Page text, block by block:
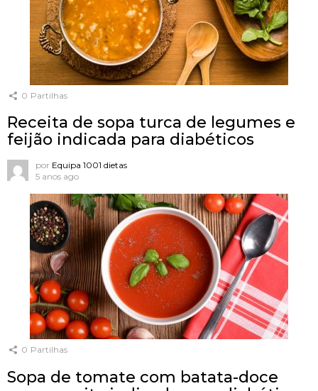
0 Partilhas
Receita de sopa turca de legumes e
feijão indicada para diabéticos
por Equipa 1001 dietas
5 anos ago
0 Partilhas
Sopa de tomate com batata-doce